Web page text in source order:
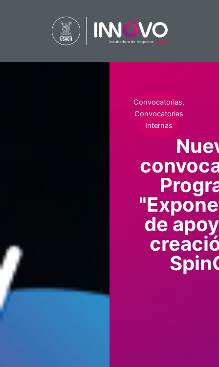
Convocatorias,
Convocatorias
Internas
de